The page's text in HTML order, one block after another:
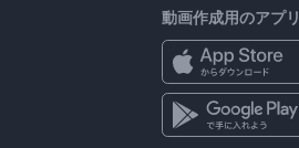
動画作成用のアプリ